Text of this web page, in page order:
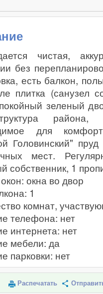
чистая,
без
есть балкон,
плитка (санузел
зеленый
для
Головинский"
мест.
собственник, 1
окна во двор
1
комнат,
телефона: нет
интернета: нет
мебели: да
парковки: нет
Распечатать